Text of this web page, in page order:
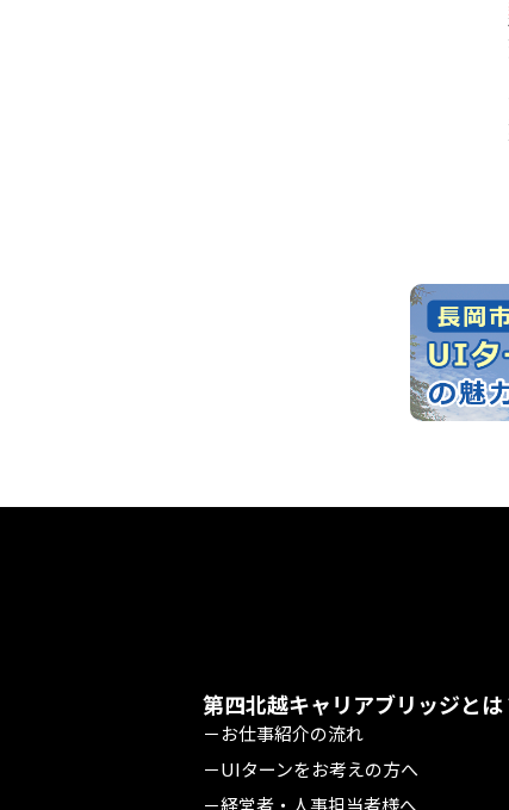
第四北越キャリアブリッジとは
－お仕事紹介の流れ
－UIターンをお考えの方へ
－経営者・人事担当者様へ